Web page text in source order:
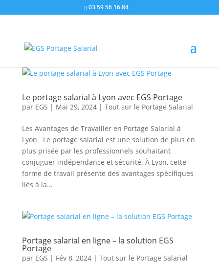
03 59 56 16 84
Le portage salarial à Lyon avec EGS Portage
par EGS | Mai 29, 2024| Tout sur le Portage Salarial
Les Avantages de Travailler en Portage Salarial à
Lyon Le portage salarial est une solution de plus en
plus prisée par les professionnels souhaitant
conjuguer indépendance et sécurité. À Lyon, cette
forme de travail présente des avantages spécifiques
liés à la...
Portage salarial en ligne – la solution EGS
Portage
par EGS | Fév 8, 2024| Tout sur le Portage Salarial